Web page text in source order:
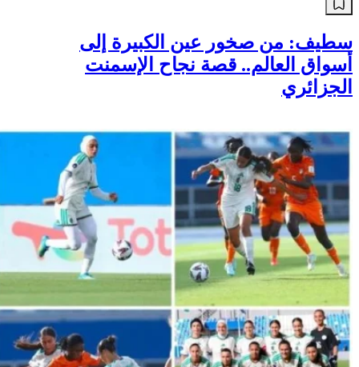
سطيف: من صخور عين الكبيرة إلى
أسواق العالم.. قصة نجاح الإسمنت
الجزائري